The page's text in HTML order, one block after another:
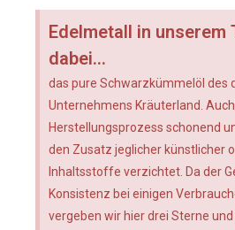
Edelmetall in
dabei...
das pure Schwarzkümmelöl des
Unternehmens Kräuterland.
Herstellungsprozess schonend
den Zusatz jeglicher künstlicher
Inhaltsstoffe verzichtet. Da der
Konsistenz bei einigen
vergeben wir hier drei Sterne und